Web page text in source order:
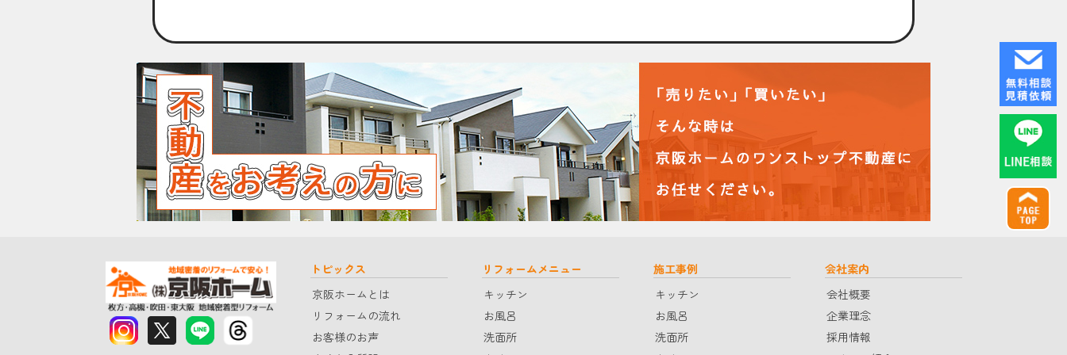
トピックス
京阪ホームとは
リフォームの流れ
お客様のお声
リフォームメニュー
キッチン
お風呂
洗面所
施工事例
キッチン
お風呂
洗面所
会社案内
会社概要
企業理念
採用情報